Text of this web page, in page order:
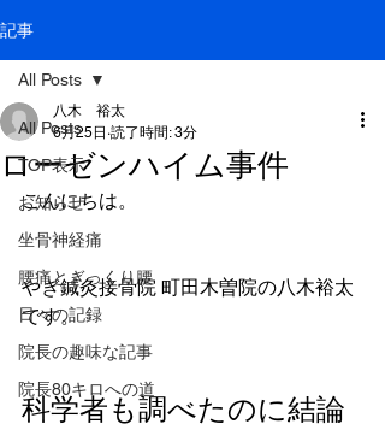
記事
All Posts
TOP表示
お知らせ
坐骨神経痛
腰痛とぎっくり腰
日々の記録
院長の趣味な記事
院長80キロへの道
All Posts
ローゼンハイム事件
八木 裕太
6月25日 読了時間: 3分
こんにちは。
やぎ鍼灸接骨院 町田木曽院の八木裕太
です。
科学者も調べたのに結論